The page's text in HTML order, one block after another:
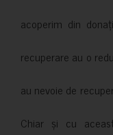
acoperim din
recuperare au o
au nevoie de
Chiar și cu